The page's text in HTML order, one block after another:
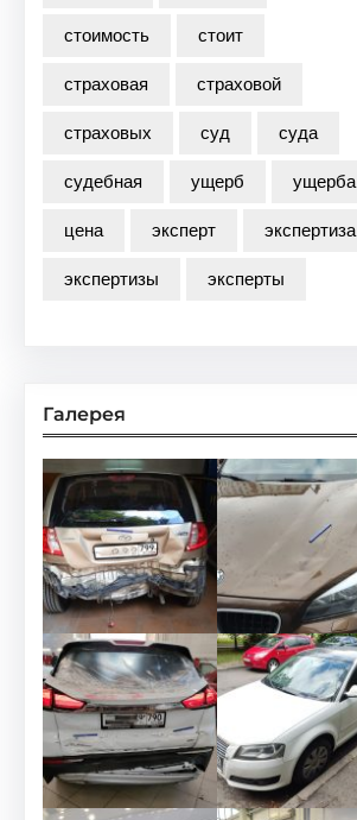
стоимость
стоит
страховая
страховой
страховых
суд
суда
судебная
ущерб
ущерба
цена
эксперт
экспертиза
экспертизы
эксперты
Галерея